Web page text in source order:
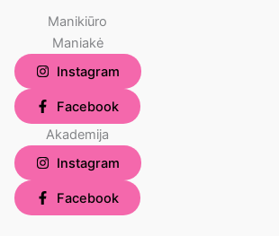
Manikiūro
Maniakė
Instagram
Facebook
Akademija
Instagram
Facebook